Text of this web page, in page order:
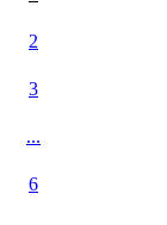
2
3
...
6